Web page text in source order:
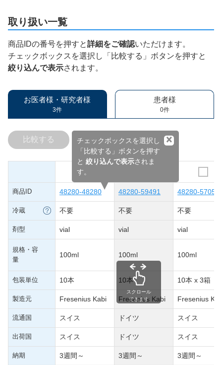
取り扱い一覧
商品IDの番号を押すと詳細をご確認いただけます。
チェックボックスを選択し「比較する」ボタンを押すと
絞り込んで表示されます。
お医者様・研究者様
3件
患者様
0件
チェックボックスを選択し
「比較する」ボタンを押す
と 絞り込んで表示されま
す。
×
比較する
商品ID 48280-48280 48280-59491 48280-57058
冷蔵 不要 不要 不要
剤型 vial vial vial
規格・容
量
100ml 100ml 100ml
包装単位 10本 10本 10本 x 3箱
製造元 Fresenius Kabi Fresenius Kabi Fresenius
流通国 スイス ドイツ スイス
出荷国 スイス ドイツ スイス
納期 3週間～ 3週間～ 3週間～
スクロール
できます